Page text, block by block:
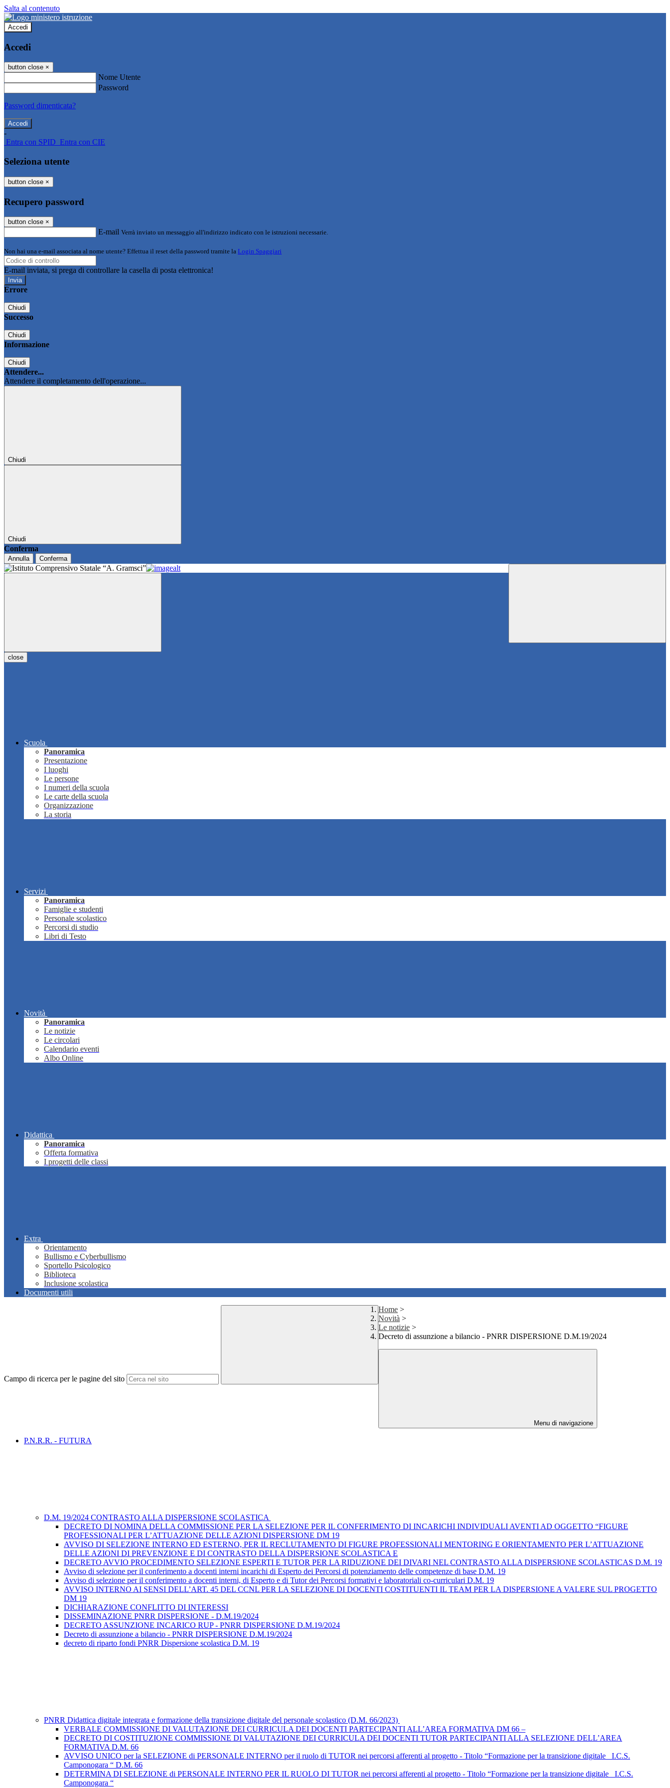
Salta al contenuto
Accedi
Accedi
button close ×
Nome Utente
Password
Password dimenticata?
-
Entra con SPID Entra con CIE
Seleziona utente
button close ×
Recupero password
button close ×
E-mail Verrà inviato un messaggio all'indirizzo indicato con le istruzioni necessarie.
Non hai una e-mail associata al nome utente? Effettua il reset della password tramite la Login Spaggiari
E-mail inviata, si prega di controllare la casella di posta elettronica!
Errore
Chiudi
Successo
Chiudi
Informazione
Chiudi
Attendere...
Attendere il completamento dell'operazione...
Chiudi
Chiudi
Conferma
Annulla Conferma
close
Scuola
Panoramica
Presentazione
I luoghi
Le persone
I numeri della scuola
Le carte della scuola
Organizzazione
La storia
Servizi
Panoramica
Famiglie e studenti
Personale scolastico
Percorsi di studio
Libri di Testo
Novità
Panoramica
Le notizie
Le circolari
Calendario eventi
Albo Online
Didattica
Panoramica
Offerta formativa
I progetti delle classi
Extra
Orientamento
Bullismo e Cyberbullismo
Sportello Psicologico
Biblioteca
Inclusione scolastica
Documenti utili
Campo di ricerca per le pagine del sito
Home >
Novità >
Le notizie >
Decreto di assunzione a bilancio - PNRR DISPERSIONE D.M.19/2024
Menu di navigazione
P.N.R.R. - FUTURA
D.M. 19/2024 CONTRASTO ALLA DISPERSIONE SCOLASTICA
DECRETO DI NOMINA DELLA COMMISSIONE PER LA SELEZIONE PER IL CONFERIMENTO DI INCARICHI INDIVIDUALI AVENTI AD OGGETTO “FIGURE
PROFESSIONALI PER L’ATTUAZIONE DELLE AZIONI DISPERSIONE DM 19
AVVISO DI SELEZIONE INTERNO ED ESTERNO, PER IL RECLUTAMENTO DI FIGURE PROFESSIONALI MENTORING E ORIENTAMENTO PER L’ATTUAZIONE
DELLE AZIONI DI PREVENZIONE E DI CONTRASTO DELLA DISPERSIONE SCOLASTICA E
DECRETO AVVIO PROCEDIMENTO SELEZIONE ESPERTI E TUTOR PER LA RIDUZIONE DEI DIVARI NEL CONTRASTO ALLA DISPERSIONE SCOLASTICAS D.M. 19
Avviso di selezione per il conferimento a docenti interni incarichi di Esperto dei Percorsi di potenziamento delle competenze di base D.M. 19
Avviso di selezione per il conferimento a docenti interni, di Esperto e di Tutor dei Percorsi formativi e laboratoriali co-curriculari D.M. 19
AVVISO INTERNO AI SENSI DELL’ART. 45 DEL CCNL PER LA SELEZIONE DI DOCENTI COSTITUENTI IL TEAM PER LA DISPERSIONE A VALERE SUL PROGETTO
DM 19
DICHIARAZIONE CONFLITTO DI INTERESSI
DISSEMINAZIONE PNRR DISPERSIONE - D.M.19/2024
DECRETO ASSUNZIONE INCARICO RUP - PNRR DISPERSIONE D.M.19/2024
Decreto di assunzione a bilancio - PNRR DISPERSIONE D.M.19/2024
decreto di riparto fondi PNRR Dispersione scolastica D.M. 19
PNRR Didattica digitale integrata e formazione della transizione digitale del personale scolastico (D.M. 66/2023)
VERBALE COMMISSIONE DI VALUTAZIONE DEI CURRICULA DEI DOCENTI PARTECIPANTI ALL’AREA FORMATIVA DM 66 –
DECRETO DI COSTITUZIONE COMMISSIONE DI VALUTAZIONE DEI CURRICULA DEI DOCENTI TUTOR PARTECIPANTI ALLA SELEZIONE DELL’AREA
FORMATIVA D.M. 66
AVVISO UNICO per la SELEZIONE di PERSONALE INTERNO per il ruolo di TUTOR nei percorsi afferenti al progetto - Titolo “Formazione per la transizione digitale _I.C.S.
Camponogara “ D.M. 66
DETERMINA DI SELEZIONE di PERSONALE INTERNO PER IL RUOLO DI TUTOR nei percorsi afferenti al progetto - Titolo “Formazione per la transizione digitale _I.C.S.
Camponogara “